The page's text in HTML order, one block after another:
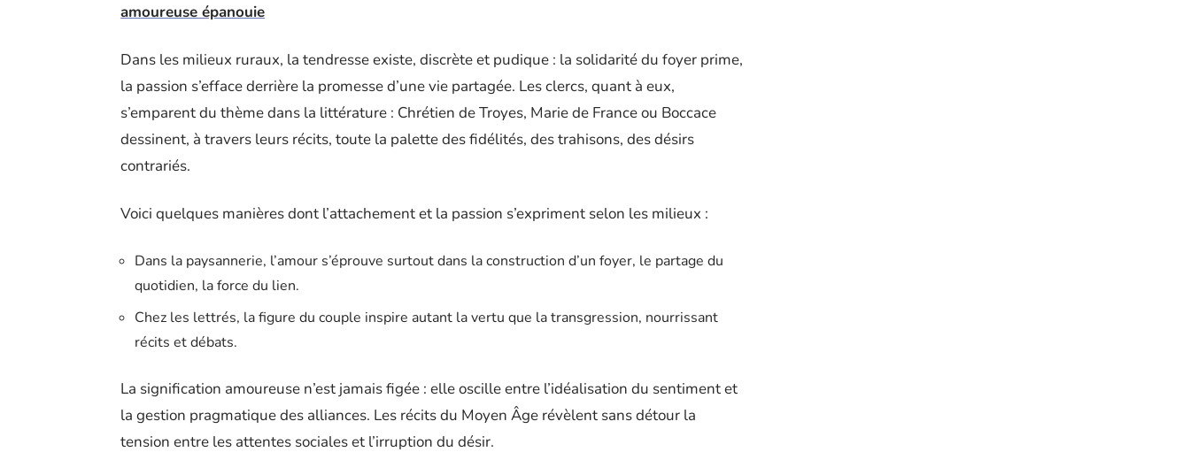
amoureuse épanouie
Dans les milieux ruraux, la tendresse existe, discrète et pudique : la solidarité du foyer prime,
la passion s’efface derrière la promesse d’une vie partagée. Les clercs, quant à eux,
s’emparent du thème dans la littérature : Chrétien de Troyes, Marie de France ou Boccace
dessinent, à travers leurs récits, toute la palette des fidélités, des trahisons, des désirs
contrariés.
Voici quelques manières dont l’attachement et la passion s’expriment selon les milieux :
Dans la paysannerie, l’amour s’éprouve surtout dans la construction d’un foyer, le partage du
quotidien, la force du lien.
Chez les lettrés, la figure du couple inspire autant la vertu que la transgression, nourrissant
récits et débats.
La signification amoureuse n’est jamais figée : elle oscille entre l’idéalisation du sentiment et
la gestion pragmatique des alliances. Les récits du Moyen Âge révèlent sans détour la
tension entre les attentes sociales et l’irruption du désir.